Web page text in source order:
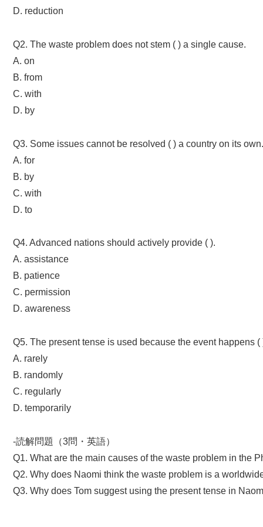
D. reduction
Q2. The waste problem does not stem ( ) a single cause.
A. on
B. from
C. with
D. by
Q3. Some issues cannot be resolved ( ) a country on its own.
A. for
B. by
C. with
D. to
Q4. Advanced nations should actively provide ( ).
A. assistance
B. patience
C. permission
D. awareness
Q5. The present tense is used because the event happens (
A. rarely
B. randomly
C. regularly
D. temporarily
-読解問題（3問・英語）
Q1. What are the main causes of the waste problem in the
Q2. Why does Naomi think the waste problem is a
Q3. Why does Tom suggest using the present tense in